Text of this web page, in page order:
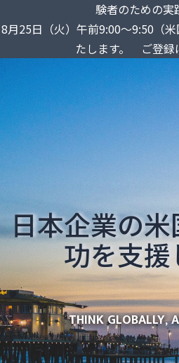
験者のための実
8月25日（火）午前9:00～9:50（
たします。 ご登録
日本企業の
功を支援
THINK GLOBALLY,